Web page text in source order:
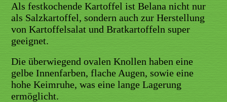
Als festkochende Kartoffel ist Belana nicht nur
als Salzkartoffel, sondern auch zur Herstellung
von Kartoffelsalat und Bratkartoffeln super
geeignet.
Die überwiegend ovalen Knollen haben eine
gelbe Innenfarben, flache Augen, sowie eine
hohe Keimruhe, was eine lange Lagerung
ermöglicht.